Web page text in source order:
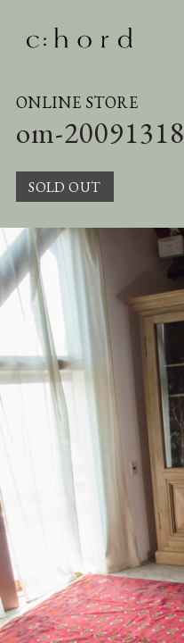
ONLINE STORE
om-20091318